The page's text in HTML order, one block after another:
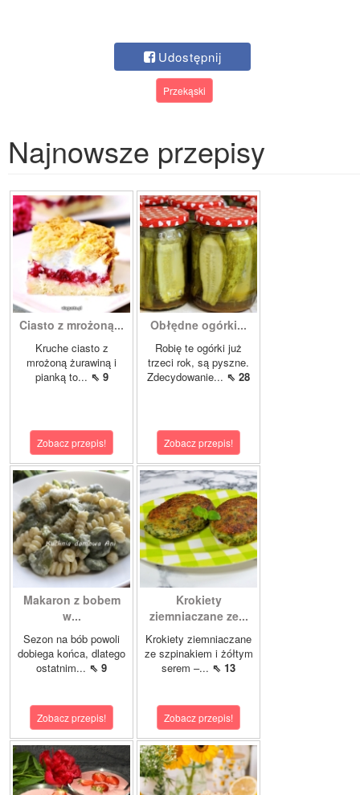
Udostępnij
Przekąski
Najnowsze przepisy
Ciasto z mrożoną...
Kruche ciasto z
mrożoną żurawiną i
pianką to... ⇖ 9
Zobacz przepis!
Obłędne ogórki...
Robię te ogórki już
trzeci rok, są pyszne.
Zdecydowanie... ⇖ 28
Zobacz przepis!
Makaron z bobem
w...
Sezon na bób powoli
dobiega końca, dlatego
ostatnim... ⇖ 9
Zobacz przepis!
Krokiety
ziemniaczane ze...
Krokiety ziemniaczane
ze szpinakiem i żółtym
serem –... ⇖ 13
Zobacz przepis!